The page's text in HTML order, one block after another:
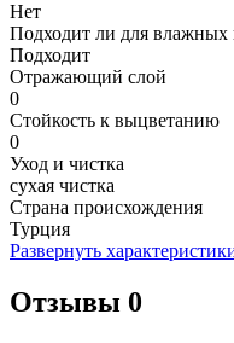
Нет
Подходит ли для
Подходит
Отражающий слой
0
Стойкость к выцветанию
0
Уход и чистка
сухая чистка
Страна происхождения
Турция
Развернуть
Отзывы 0